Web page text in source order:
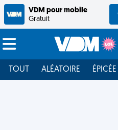
VDM pour mobile
Gratuit
TOUT ALÉATOIRE ÉPICÉE